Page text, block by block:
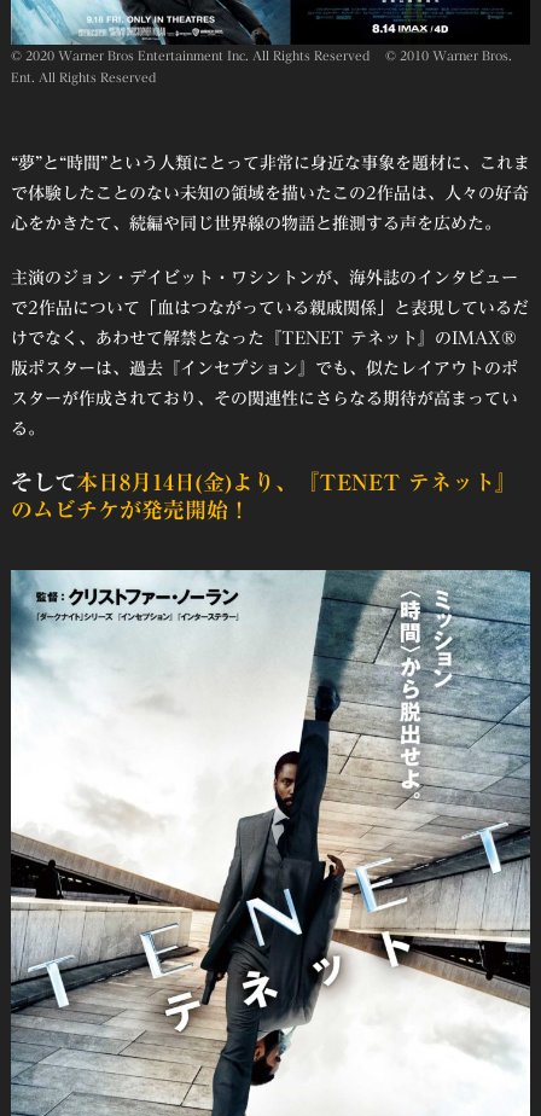
© 2020 Warner Bros Entertainment Inc. All Rights Reserved © 2010 Warner Bros.
Ent. All Rights Reserved
“夢”と“時間”という人類にとって非常に身近な事象を題材に、これま
で体験したことのない未知の領域を描いたこの2作品は、人々の好奇
心をかきたて、続編や同じ世界線の物語と推測する声を広めた。
主演のジョン・デイビット・ワシントンが、海外誌のインタビュー
で2作品について「血はつながっている親戚関係」と表現しているだ
けでなく、あわせて解禁となった『TENET テネット』のIMAX®
版ポスターは、過去『インセプション』でも、似たレイアウトのポ
スターが作成されており、その関連性にさらなる期待が高まってい
る。
そして本日8月14日(金)より、『TENET テネット』
のムビチケが発売開始！